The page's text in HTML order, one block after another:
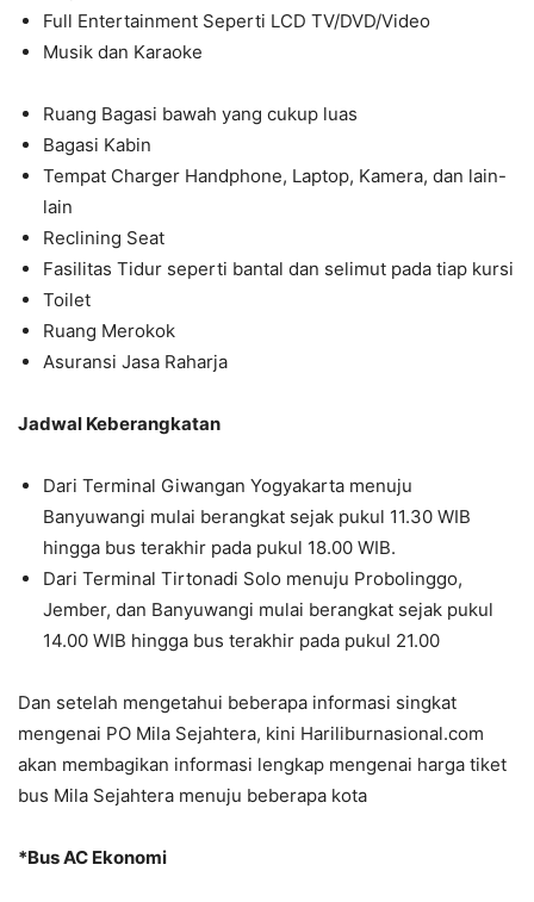
Full Entertainment Seperti LCD TV/DVD/Video
Musik dan Karaoke
Ruang Bagasi bawah yang cukup luas
Bagasi Kabin
Tempat Charger Handphone, Laptop, Kamera, dan lain-
lain
Reclining Seat
Fasilitas Tidur seperti bantal dan selimut pada tiap kursi
Toilet
Ruang Merokok
Asuransi Jasa Raharja
Jadwal Keberangkatan
Dari Terminal Giwangan Yogyakarta menuju
Banyuwangi mulai berangkat sejak pukul 11.30 WIB
hingga bus terakhir pada pukul 18.00 WIB.
Dari Terminal Tirtonadi Solo menuju Probolinggo,
Jember, dan Banyuwangi mulai berangkat sejak pukul
14.00 WIB hingga bus terakhir pada pukul 21.00
Dan setelah mengetahui beberapa informasi singkat
mengenai PO Mila Sejahtera, kini Hariliburnasional.com
akan membagikan informasi lengkap mengenai harga tiket
bus Mila Sejahtera menuju beberapa kota
*Bus AC Ekonomi